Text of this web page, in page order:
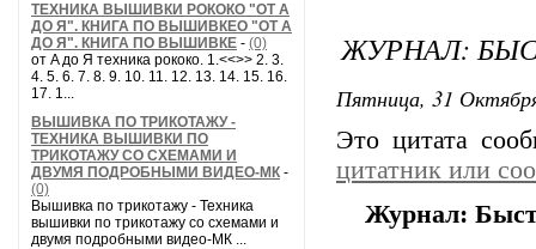
ТЕХНИКА ВЫШИВКИ РОКОКО "ОТ А
ДО Я". КНИГА ПО ВЫШИВКЕО "ОТ А
ДО Я". КНИГА ПО ВЫШИВКЕ - (0)
от A до Я техника рококо. 1.<<>> 2. 3.
4. 5. 6. 7. 8. 9. 10. 11. 12. 13. 14. 15. 16.
17. 1...
ВЫШИВКА ПО ТРИКОТАЖУ -
ТЕХНИКА ВЫШИВКИ ПО
ТРИКОТАЖУ СО СХЕМАМИ И
ДВУМЯ ПОДРОБНЫМИ ВИДЕО-МК -
(0)
Вышивка по трикотажу - Техника
вышивки по трикотажу со схемами и
двумя подробными видео-МК ...
ЖУРНАЛ:
Пятница, 31
Это цитата
цитатник или
Журнал: